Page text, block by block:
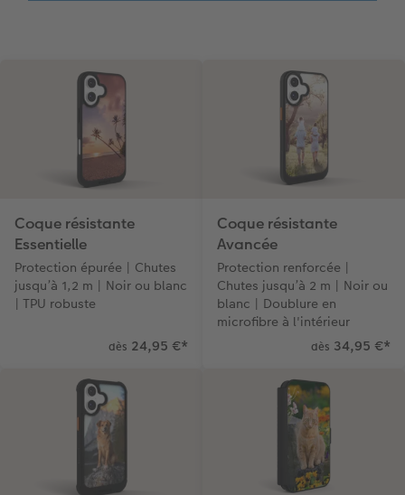
Coque résistante
Essentielle
Protection épurée | Chutes
jusqu’à 1,2 m | Noir ou blanc
| TPU robuste
dès 24,95 €*
Coque résistante
Avancée
Protection renforcée |
Chutes jusqu’à 2 m | Noir ou
blanc | Doublure en
microfibre à l'intérieur
dès 34,95 €*